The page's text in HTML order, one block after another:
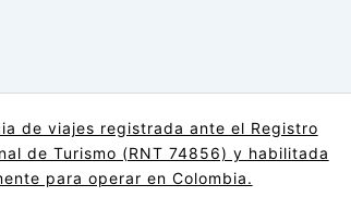
de viajes registrada ante el Registro
de Turismo (RNT 74856) y habilitada
para operar en Colombia.